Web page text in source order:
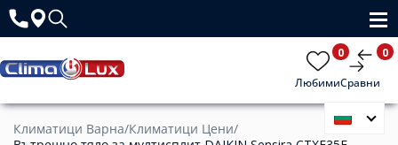
Любими
0
Сравни
0
Климатици Варна/Климатици Цени/